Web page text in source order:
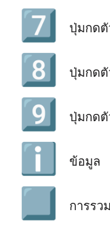
7️⃣ ปุ่มกดตั
8️⃣ ปุ่มกดตั
9️⃣ ปุ่มกดตั
ℹ️ ข้อมูล
⃣ การรว